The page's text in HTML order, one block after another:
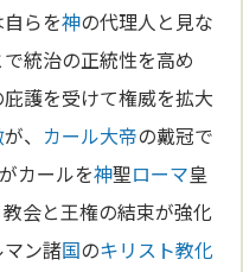
らを神の代理人と見な
統治の正統性を高め
護を受けて権威を拡大
が、 カール大帝の戴冠で
がカールを神聖ローマ皇
会と王権の結束が強化
ン諸国のキリスト教化